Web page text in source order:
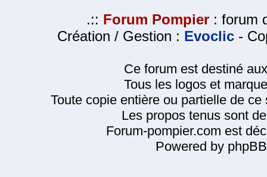
.:: Forum Pompier : forum
Création / Gestion : Evoclic -
Ce forum est destiné
Tous les logos et
Toute copie entière ou partielle de
Les propos tenus sont
Forum-pompier.com est
Powered by